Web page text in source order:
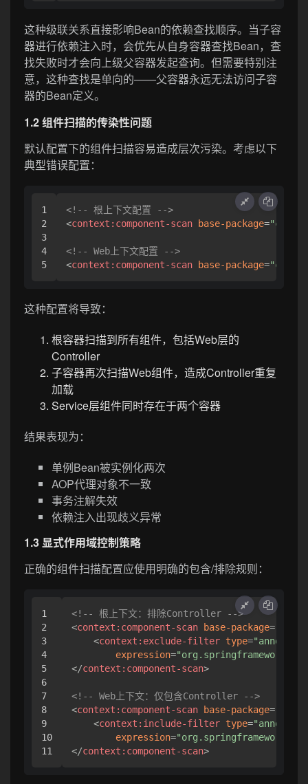
这种级联关系直接影响Bean的依赖查找顺序。当子容
器进行依赖注入时，会优先从自身容器查找Bean，查
找失败时才会向上级父容器发起查询。但需要特别注
意，这种查找是单向的——父容器永远无法访问子容
器的Bean定义。
1.2 组件扫描的传染性问题
默认配置下的组件扫描容易造成层次污染。考虑以下
典型错误配置：
1
2
3
4
<!-- 根上下文配置 -->
<context:component-scan base-package=
<!-- Web上下文配置 -->
<context:component-scan base-package=
这种配置将导致：
根容器扫描到所有组件，包括Web层的
Controller
子容器再次扫描Web组件，造成Controller重复
加载
Service层组件同时存在于两个容器
结果表现为：
单例Bean被实例化两次
AOP代理对象不一致
事务注解失效
依赖注入出现歧义异常
1.3 显式作用域控制策略
正确的组件扫描配置应使用明确的包含/排除规则：
1
2
3
4
5
6
7
8
9
10
<!-- 根上下文：排除Controller -->
<context:component-scan base-package=
<context:exclude-filter type=
expression=
</context:component-scan>
<!-- Web上下文：仅包含Controller -->
<context:component-scan base-package=
<context:include-filter type=
expression=
</context:component-scan>